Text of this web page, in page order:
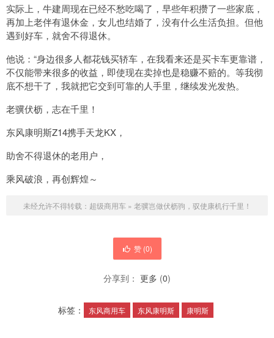
实际上，牛建周现在已经不愁吃喝了，早些年积攒了一些家底，
再加上老伴有退休金，女儿也结婚了，没有什么生活负担。但他
遇到好车，就舍不得退休。
他说：“身边很多人都花钱买轿车，在我看来还是买卡车更靠谱，
不仅能带来很多的收益，即使现在卖掉也是稳赚不赔的。等我彻
底不想干了，我就把它交到可靠的人手里，继续发光发热。
老骥伏枥，志在千里！
东风康明斯Z14携手天龙KX，
助舍不得退休的老用户，
乘风破浪，再创辉煌～
未经允许不得转载： 超级商用车» 老骥岂做伏枥驹，驭使康机行千里！
赞 (0)
分享到： 更多 (0)
标签： 东风商用车 东风康明斯 康明斯